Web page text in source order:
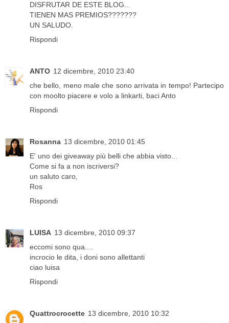
DISFRUTAR DE ESTE BLOG...
TIENEN MAS PREMIOS???????
UN SALUDO.
Rispondi
ANTO 12 dicembre, 2010 23:40
che bello, meno male che sono arrivata in tempo! Partecipo
con moolto piacere e volo a linkarti, baci Anto
Rispondi
Rosanna 13 dicembre, 2010 01:45
E' uno dei giveaway più belli che abbia visto...
Come si fa a non iscriversi?
un saluto caro,
Ros
Rispondi
LUISA 13 dicembre, 2010 09:37
eccomi sono qua....
incrocio le dita, i doni sono allettanti
ciao luisa
Rispondi
Quattrocrocette 13 dicembre, 2010 10:32